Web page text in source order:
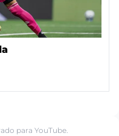
para YouTube.